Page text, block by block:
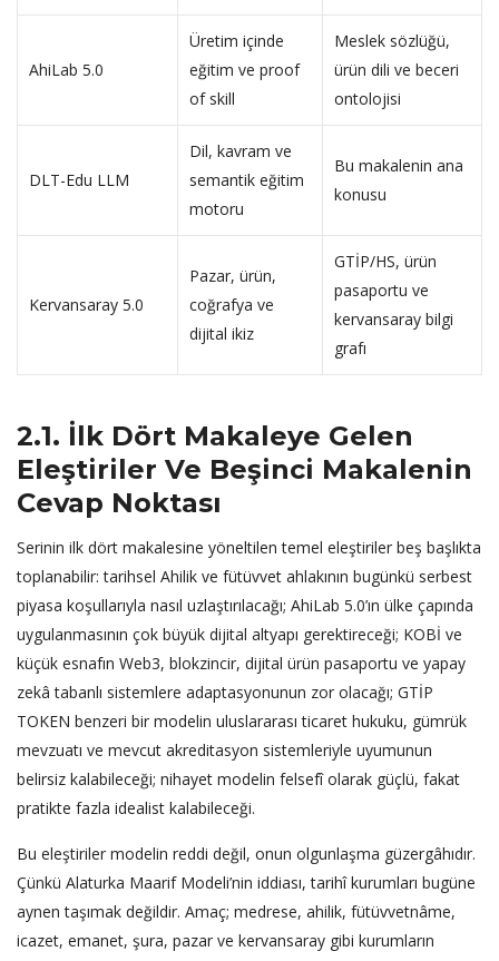
AhiLab 5.0
Üretim içinde
eğitim ve proof
of skill
Meslek sözlüğü,
ürün dili ve beceri
ontolojisi
DLT-Edu LLM
Dil, kavram ve
semantik eğitim
motoru
Bu makalenin ana
konusu
Kervansaray 5.0
Pazar, ürün,
coğrafya ve
dijital ikiz
GTİP/HS, ürün
pasaportu ve
kervansaray bilgi
grafı
2.1. İlk Dört Makaleye Gelen
Eleştiriler Ve Beşinci Makalenin
Cevap Noktası
Serinin ilk dört makalesine yöneltilen temel eleştiriler beş başlıkta
toplanabilir: tarihsel Ahilik ve fütüvvet ahlakının bugünkü serbest
piyasa koşullarıyla nasıl uzlaştırılacağı; AhiLab 5.0’ın ülke çapında
uygulanmasının çok büyük dijital altyapı gerektireceği; KOBİ ve
küçük esnafın Web3, blokzincir, dijital ürün pasaportu ve yapay
zekâ tabanlı sistemlere adaptasyonunun zor olacağı; GTİP
TOKEN benzeri bir modelin uluslararası ticaret hukuku, gümrük
mevzuatı ve mevcut akreditasyon sistemleriyle uyumunun
belirsiz kalabileceği; nihayet modelin felsefî olarak güçlü, fakat
pratikte fazla idealist kalabileceği.
Bu eleştiriler modelin reddi değil, onun olgunlaşma güzergâhıdır.
Çünkü Alaturka Maarif Modeli’nin iddiası, tarihî kurumları bugüne
aynen taşımak değildir. Amaç; medrese, ahilik, fütüvvetnâme,
icazet, emanet, şura, pazar ve kervansaray gibi kurumların